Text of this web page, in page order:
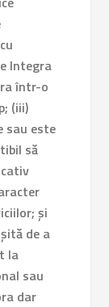
Integra
într-o
(iii)
sau este
să
și
de a
la
sau
dar